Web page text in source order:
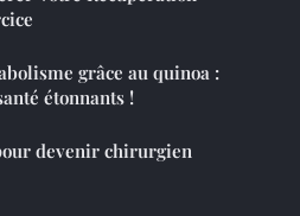
grâce au quinoa :
étonnants !
devenir chirurgien